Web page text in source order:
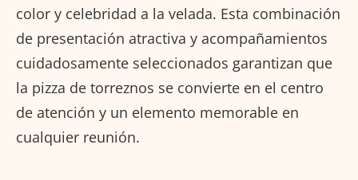
color y celebridad a la velada. Esta combinación
de presentación atractiva y acompañamientos
cuidadosamente seleccionados garantizan que
la pizza de torreznos se convierte en el centro
de atención y un elemento memorable en
cualquier reunión.